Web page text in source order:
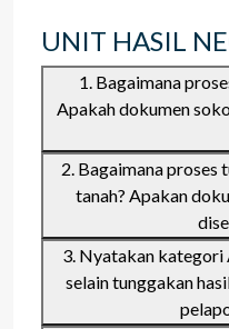
UNIT HASIL
1. Bagaimana
2. Bagaimana
tanah? Apakan
3. Nyatakan kategori
selain tunggakan